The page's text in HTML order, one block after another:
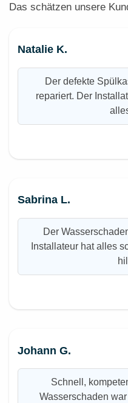
Das schätzen unsere
Natalie K.
Der defekte
repariert. Der
Sabrina L.
Der
Installateur hat alles
Johann G.
Schnell,
Wasserschaden